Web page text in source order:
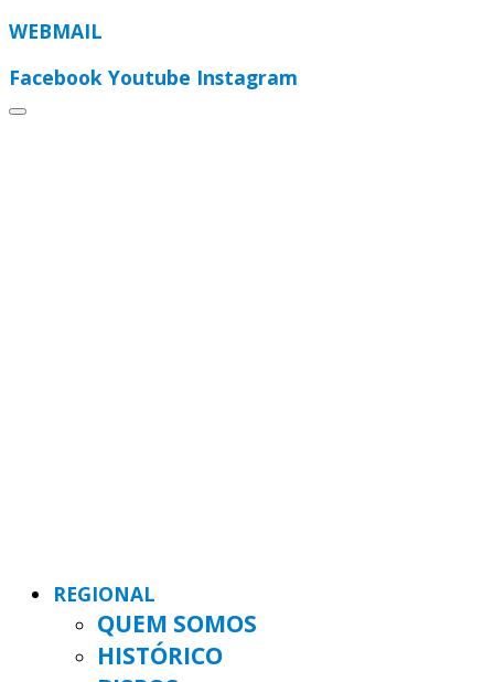
WEBMAIL
Facebook Youtube Instagram
REGIONAL
QUEM SOMOS
HISTÓRICO